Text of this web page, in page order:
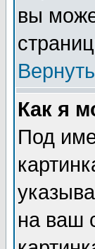
вы
Как я
Под
на ваш